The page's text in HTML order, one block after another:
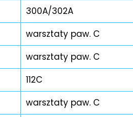
300A/302A
warsztaty paw. C
warsztaty paw. C
112C
warsztaty paw. C